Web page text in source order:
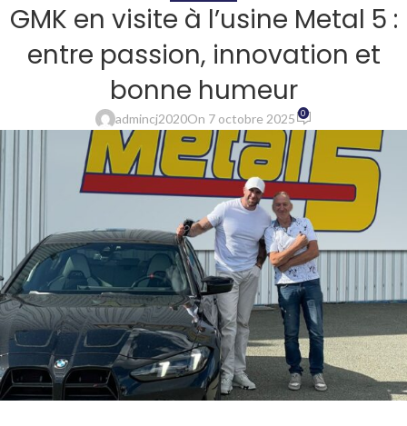
GMK en visite à l’usine Metal 5 :
entre passion, innovation et
bonne humeur
admincj2020On 7 octobre 2025 0